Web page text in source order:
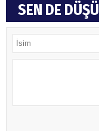
SEN DE